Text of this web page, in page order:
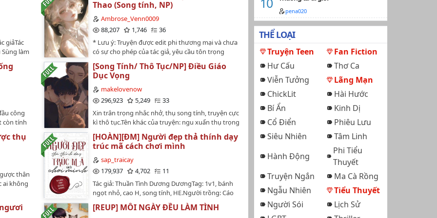
cha mẹ, cô vẫn là một cô gái ngoan ngoãn, không
ai nhìn ra được cô khao khát dương vật của nam
chính đến mức nàoTóm tắt: Đây là một câu chuyện
hài hước, không quá ngược, tập trung vào việc ăn
thịt.Lưu ý:Nhớ bình chọn ⭐ cho mình nha mọi
người Bộ này mình vẫn sẽ edit theo phong cách
thô tục nhưng là 1vs 1Do sợ bị gõ đầu nên mình
đăng lại phần giới thiệu phiên bản tục ở chương
đầu nha…
thành
thân
lần cậu
ấy lại
thái
đến
rên rỉ
xin ta
thần hồn
tuyết
có còn
sở hữu
thủy lâu đài , Duyên trời tác hợp , Trâu già gặm cỏ
non , 1v1 , Phi song khiết.Văn ánCha con, giai đoạn
đầu vờn nhau, sau thịt thịt.Nhan Thiến được ông
của cha mẹ, quan hệ thân thích cũng lạnh nhạt.Thời
trung học phổ thông, cô được đón về thành phố.
Đối mặt với người mẹ bất công và người cha cao
lãnh, cô có chút không biết phải làm sao.Mãi tới
một ngày mưa, một lần thân thể mờ ám dán chặt,
dường như quan hệ của cô và ba ba bắt đầu trở
nên vi diệu.--------------Ba ba vẻ ngoài cao lãnh
nhưng thực ra tính dục rất mạnh VS Con gái vẻ
ngoài văn tĩnh nhưng trong lòng dâm đãng.1v1,
giảTác
làm
Hạ Gia
thành
Chu
lãnh này,
Hạ Thư
dám
ra, anh
Thao (Song tính, NP)
Ambrose_Venn0009
88,207
1,746
36
* Lưu ý: Truyện được edit phi thương mại và chưa
có sự cho phép của tác giả, yêu cầu tôn trọng
Truyện chỉ đăng tải duy nhất trên wattpad. Tình
trạng dịch: hoànTình trạng gốc: Hoàn 35 chương +
1 PN. Tác giả: Cố Cô Cô (顾咕咕) 3P | Song tính |
Ngủ gian | Điều giáo | Kết HECặp song sinh ác bộc
tước mua về hai nô lệ có dung mạo tuấn mỹ từ đấu
trường, nhưng không hề hay biết mình bị người ta
đổ đầy tinh dịch. Ban ngày, cậu là tiểu bá tước kiêu
ngạo, ngang ngược, ra lệnh cho người hầu một
những con sói hung dữ nhân danh việc canh gác,
dùng quy đầu liên tục chà xát lên âm hộ mỏng
manh, khiến cơ thể non nớt của cậu bị chơi đùa
đến trở nên chín muồi và quyến rũ. _____Điều giáo
âm đế và âm hộ, có song long, có ngậm tinh, có sử
dụng đạo cụ, có dị năng, tiểu tiện, cung giao, đi dây,
công
còn tính
cái
hắn
tắc
một
sau vì gia
bắt đầu
hắn này
đại.…
[Song Tính/ Thô Tục/NP] Điều Giáo
Dục Vọng
makelovenow
296,923
5,249
33
Xin trân trọng nhắc nhở, thụ song tính, truyện cực
kì thô tục.Tên khác của truyện: ngu xuẩn thụ trọng
sinh rồi. Vì vậy đừng hi vọng thụ thông minh.(tên
theo món ăn: thịt trộn kim)...Cố Yêu là vai ác, kiếp
trước vì làm ác có cái kết vô cùng thảm hại, vì vậy
trọng sinh lần nữa thề muốn thay đổi tất cả.Tuy
nhiên ngu xuẩn vai ác không muốn làm vai ác nữa
con nhím tự nhổ hết gai nhọn của mình, lộ ra một
cái bụng mềm trắng mời sói xơi.Những con sói lột
xuống lớp ngụy trang, móng tay dài nhọn vươn
đến con mồi mềm mại.Một câu tóm tắt: mỹ nhân
thụ
thân
ai không
[HOÀN][ĐM] Người đẹp thả thính dạy
trúc mã cách chơi mình
sap_traicay
179,937
4,702
11
Tác giả: Thuần Tình Dương DươngTag: 1v1, bánh
ngọt nhỏ, cao H, song tính, HE.Người trồng: Cáo
Măng CụtNgười tỉa cành: Sói MơBản chuyển ngữ
không chắc chắn đúng hết 100%, nếu có gì sai sót
[REUP] MỖI NGÀY ĐỀU LÀM TÌNH
pena020
THỂ LOẠI
Truyện Teen
Fan Fiction
Hư Cấu
Thơ Ca
Viễn Tưởng
Lãng Mạn
ChickLit
Hài Hước
Bí Ẩn
Kinh Dị
Cổ Điển
Phiêu Lưu
Siêu Nhiên
Tâm Linh
Hành Động
Phi Tiểu
Thuyết
Truyện Ngắn
Ma Cà Rồng
Ngẫu Nhiên
Tiểu Thuyết
Người Sói
Lịch Sử